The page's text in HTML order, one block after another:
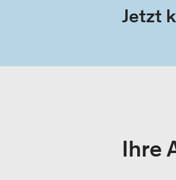
Jetzt
Ihre